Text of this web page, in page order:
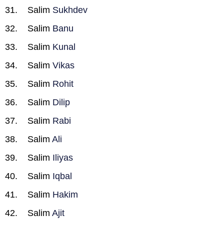
Salim Sukhdev
Salim Banu
Salim Kunal
Salim Vikas
Salim Rohit
Salim Dilip
Salim Rabi
Salim Ali
Salim Iliyas
Salim Iqbal
Salim Hakim
Salim Ajit